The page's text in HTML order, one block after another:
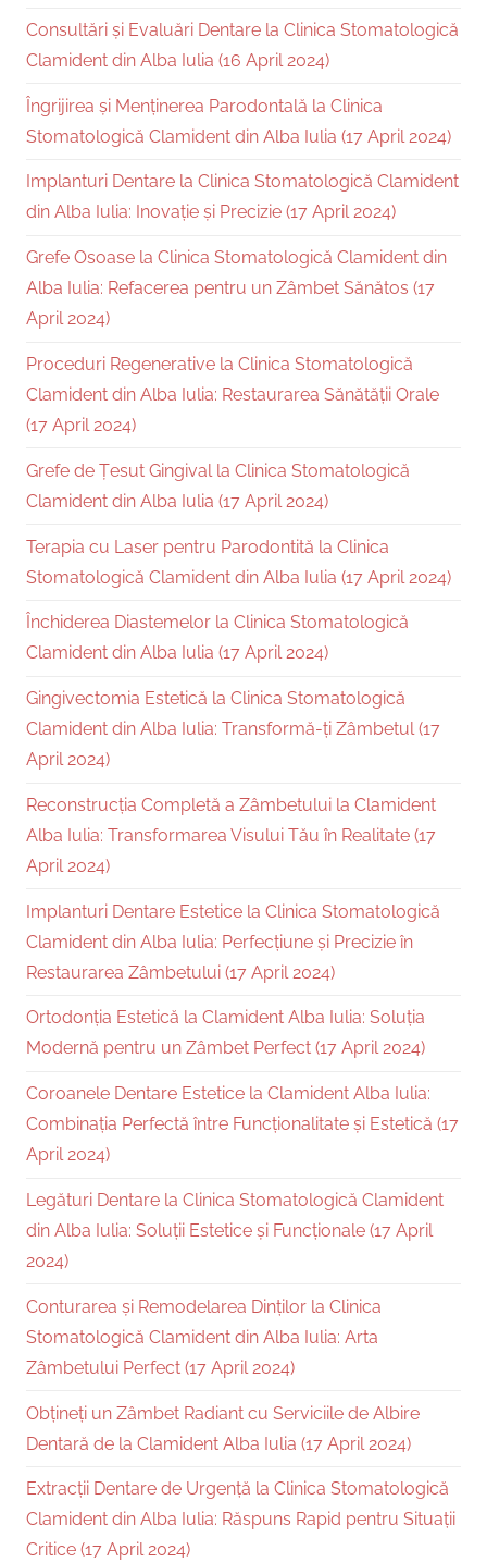
Consultări și Evaluări Dentare la Clinica Stomatologică
Clamident din Alba Iulia (16 April 2024)
Îngrijirea și Menținerea Parodontală la Clinica
Stomatologică Clamident din Alba Iulia (17 April 2024)
Implanturi Dentare la Clinica Stomatologică Clamident
din Alba Iulia: Inovație și Precizie (17 April 2024)
Grefe Osoase la Clinica Stomatologică Clamident din
Alba Iulia: Refacerea pentru un Zâmbet Sănătos (17
April 2024)
Proceduri Regenerative la Clinica Stomatologică
Clamident din Alba Iulia: Restaurarea Sănătății Orale
(17 April 2024)
Grefe de Țesut Gingival la Clinica Stomatologică
Clamident din Alba Iulia (17 April 2024)
Terapia cu Laser pentru Parodontită la Clinica
Stomatologică Clamident din Alba Iulia (17 April 2024)
Închiderea Diastemelor la Clinica Stomatologică
Clamident din Alba Iulia (17 April 2024)
Gingivectomia Estetică la Clinica Stomatologică
Clamident din Alba Iulia: Transformă-ți Zâmbetul (17
April 2024)
Reconstrucția Completă a Zâmbetului la Clamident
Alba Iulia: Transformarea Visului Tău în Realitate (17
April 2024)
Implanturi Dentare Estetice la Clinica Stomatologică
Clamident din Alba Iulia: Perfecțiune și Precizie în
Restaurarea Zâmbetului (17 April 2024)
Ortodonția Estetică la Clamident Alba Iulia: Soluția
Modernă pentru un Zâmbet Perfect (17 April 2024)
Coroanele Dentare Estetice la Clamident Alba Iulia:
Combinația Perfectă între Funcționalitate și Estetică (17
April 2024)
Legături Dentare la Clinica Stomatologică Clamident
din Alba Iulia: Soluții Estetice și Funcționale (17 April
2024)
Conturarea și Remodelarea Dinților la Clinica
Stomatologică Clamident din Alba Iulia: Arta
Zâmbetului Perfect (17 April 2024)
Obțineți un Zâmbet Radiant cu Serviciile de Albire
Dentară de la Clamident Alba Iulia (17 April 2024)
Extracții Dentare de Urgență la Clinica Stomatologică
Clamident din Alba Iulia: Răspuns Rapid pentru Situații
Critice (17 April 2024)